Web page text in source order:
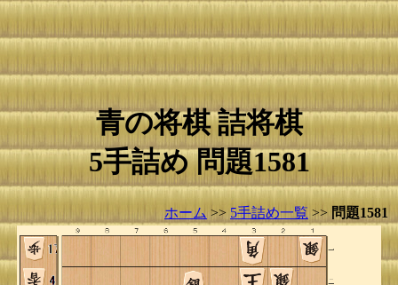
青の将棋 詰将棋
5手詰め 問題1581
ホーム >> 5手詰め一覧 >> 問題1581